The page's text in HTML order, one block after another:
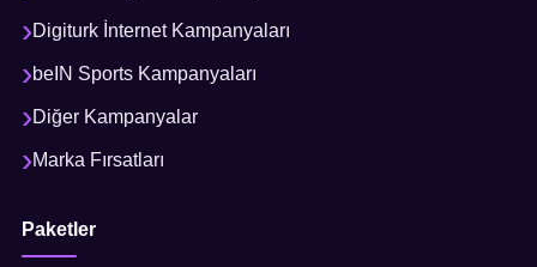
Digiturk İnternet Kampanyaları
beIN Sports Kampanyaları
Diğer Kampanyalar
Marka Fırsatları
Paketler